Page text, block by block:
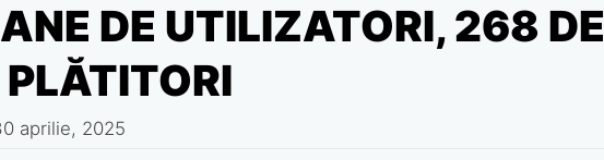
DE UTILIZATORI, 268 DE
aprilie, 2025